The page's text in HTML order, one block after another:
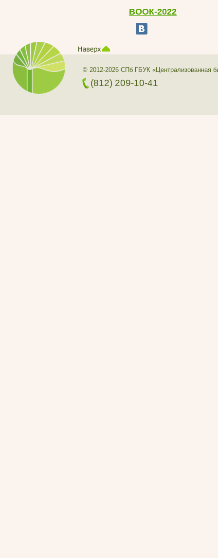
ВООК-2022
© 2012-2026 СПб ГБУК «Централизованная
(812) 209-10-41